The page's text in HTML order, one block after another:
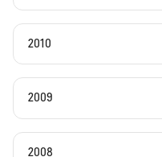
2010
2009
2008